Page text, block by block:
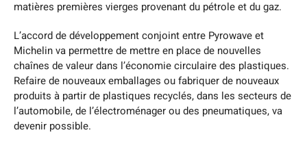
matières premières vierges provenant du pétrole et du gaz.
L’accord de développement conjoint entre Pyrowave et
Michelin va permettre de mettre en place de nouvelles
chaînes de valeur dans l’économie circulaire des plastiques.
Refaire de nouveaux emballages ou fabriquer de nouveaux
produits à partir de plastiques recyclés, dans les secteurs de
l’automobile, de l’électroménager ou des pneumatiques, va
devenir possible.